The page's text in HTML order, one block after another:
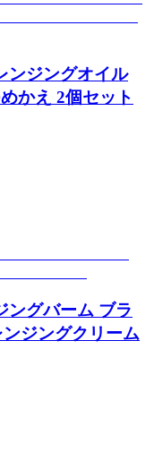
ンジングオイル
かえ 2個セット
ングバーム ブラ
ンジングクリーム